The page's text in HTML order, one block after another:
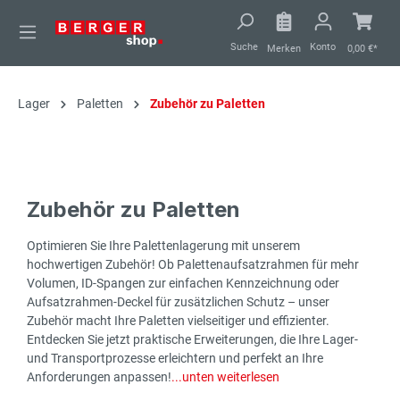
springen
Suche Merken Konto 0,00 €*
Lager Paletten Zubehör zu Paletten
Zubehör zu Paletten
Optimieren Sie Ihre Palettenlagerung mit unserem
hochwertigen Zubehör! Ob Palettenaufsatzrahmen für mehr
Volumen, ID-Spangen zur einfachen Kennzeichnung oder
Aufsatzrahmen-Deckel für zusätzlichen Schutz – unser
Zubehör macht Ihre Paletten vielseitiger und effizienter.
Entdecken Sie jetzt praktische Erweiterungen, die Ihre Lager-
und Transportprozesse erleichtern und perfekt an Ihre
Anforderungen anpassen!...unten weiterlesen